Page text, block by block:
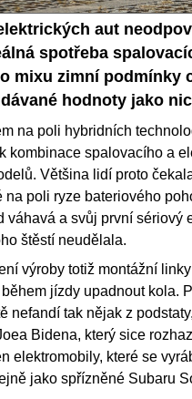
aut
spotřeba
mixu zimní podmínky
hodnoty jako
na poli hybridních
kombinace spalovacího a
Většina lidí proto
na poli ryze bateriového
váhavá a svůj první sériový
štěstí neudělala.
výroby totiž montážní
jízdy upadnout kola.
nefandí tak nějak z
Bidena, který sice
elektromobily, které se
jako spřízněné Subaru